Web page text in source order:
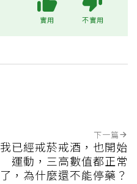
實用 不實用
下一篇
我已經戒菸戒酒，也開始
運動，三高數值都正常
了，為什麼還不能停藥？